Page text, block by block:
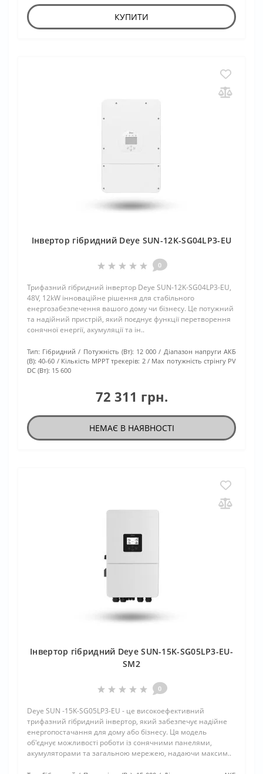
КУПИТИ
Інвертор гібридний Deye SUN-12K-SG04LP3-EU
0
Трифазний гібридний інвертор Deye SUN-12K-SG04LP3-EU,
48V, 12kW інноваційне рішення для стабільного
енергозабезпечення вашого дому чи бізнесу. Це потужний
та надійний пристрій, який поєднує функції перетворення
сонячної енергії, акумуляції та ін..
Тип: Гібридний Потужність (Вт): 12 000
Діапазон напруги АКБ
(В): 40-60 Кількість МРРТ трекерів: 2
Max потужність стрінгу PV
DC (Вт): 15 600
72 311 грн.
НЕМАЄ В НАЯВНОСТІ
Інвертор гібридний Deye SUN-15K-SG05LP3-EU-
SM2
0
Deye SUN -15K-SG05LP3-EU - це високоефективний
трифазний гібридний інвертор, який забезпечує надійне
енергопостачання для дому або бізнесу. Ця модель
об'єднує можливості роботи із сонячними панелями,
акумуляторами та загальною мережею, надаючи максим..